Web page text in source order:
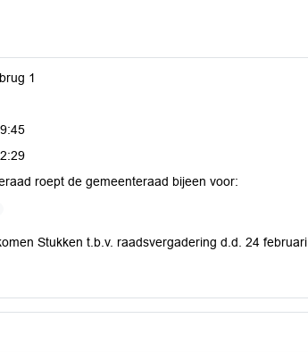
1
roept de gemeenteraad bijeen voor:
Stukken t.b.v. raadsvergadering d.d. 24 februari